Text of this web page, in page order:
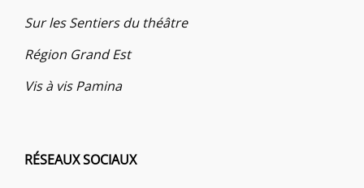
Sur les Sentiers du théâtre
Région Grand Est
Vis à vis Pamina
RÉSEAUX SOCIAUX